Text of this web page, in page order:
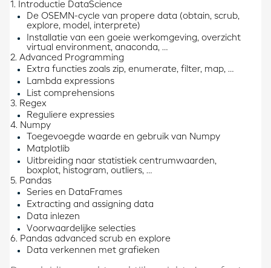
1. Introductie DataScience
De OSEMN-cycle van propere data (obtain, scrub,
explore, model, interprete)
Installatie van een goeie werkomgeving, overzicht
virtual environment, anaconda, …
2. Advanced Programming
Extra functies zoals zip, enumerate, filter, map, …
Lambda expressions
List comprehensions
3. Regex
Reguliere expressies
4. Numpy
Toegevoegde waarde en gebruik van Numpy
Matplotlib
Uitbreiding naar statistiek centrumwaarden,
boxplot, histogram, outliers, …
5. Pandas
Series en DataFrames
Extracting and assigning data
Data inlezen
Voorwaardelijke selecties
6. Pandas advanced scrub en explore
Data verkennen met grafieken